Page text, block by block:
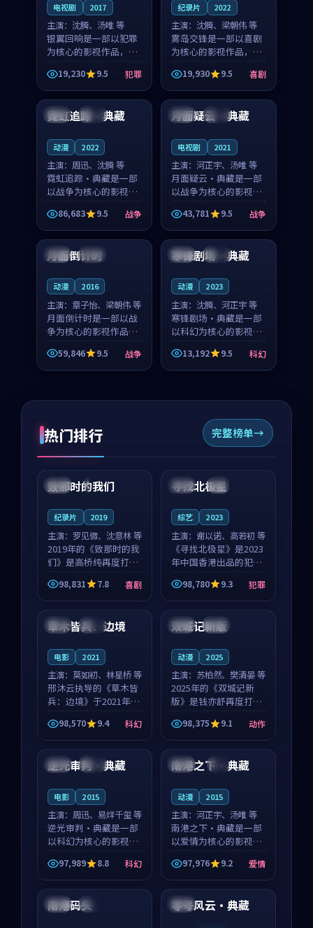
电视剧 2017
主演： 沈腾、汤唯 等
银翼回响是一部以犯罪
为核心的影视作品，围
绕危机、反转与人物成
长展开，整体节奏紧
凑，值得推荐观看。
19,230 9.5 犯罪
纪录片 2022
主演： 沈腾、梁朝伟 等
雾岛交锋是一部以喜剧
为核心的影视作品，围
绕危机、反转与人物成
长展开，整体节奏紧
凑，值得推荐观看。
19,930 9.5 喜剧
中国 高分
霓虹追踪·典藏
动漫 2022
主演： 周迅、沈腾 等
霓虹追踪·典藏是一部
以战争为核心的影视作
品，围绕危机、反转与
人物成长展开，整体节
奏紧凑，值得推荐观
看。
86,683 9.5 战争
中国 热播
月面疑云·典藏
电视剧 2021
主演： 河正宇、汤唯 等
月面疑云·典藏是一部
以战争为核心的影视作
品，围绕危机、反转与
人物成长展开，整体节
奏紧凑，值得推荐观
看。
43,781 9.5 战争
法国 完结
月面倒计时
动漫 2016
主演： 章子怡、梁朝伟 等
月面倒计时是一部以战
争为核心的影视作品，
围绕危机、反转与人物
成长展开，整体节奏紧
凑，值得推荐观看。
59,846 9.5 战争
日本 杜比
寒锋剧场·典藏
动漫 2023
主演： 沈腾、河正宇 等
寒锋剧场·典藏是一部
以科幻为核心的影视作
品，围绕危机、反转与
人物成长展开，整体节
奏紧凑，值得推荐观
13,192 9.5 科幻
热门排行 完整榜单
中国 4K
99:22
致那时的我们
纪录片 2019
主演： 罗见微、沈意林 等
2019年的《致那时的我
们》是高桥纯再度打磨
的喜剧佳作。中国大陆
的取景与都市寓言的氛
围相互成就，罗见微与
沈意林的对手戏自然克
制，让整部影片在悬
98,831 7.8 喜剧
中国 4K
99:18
寻找北极星
综艺 2023
主演： 谢以诺、高若初 等
《寻找北极星》是2023
年中国香港出品的犯罪
新作，主创团队希望用
公路冒险的故事让观众
停下来想一想。谢以诺
领衔，高若初担任重要
角色，戚南柯的叙事
98,780 9.3 犯罪
泰国 独播
草木皆兵：边境
电影 2021
主演： 莫如初、林星桥 等
邢沐云执导的《草木皆
兵：边境》于2021年面
世，泰国的城市气质与
校园青春的人物心境共
同构筑了影片基调。莫
如初、林星桥用细腻的
表演撑起整部科幻电
98,570 9.4 科幻
中国 独播
双城记新版
动漫 2025
主演： 苏柏然、樊清晏 等
2025年的《双城记新
版》是钱亦舒再度打磨
的动作佳作。中国大陆
的取景与沙漠探险的氛
围相互成就，苏柏然与
樊清晏的对手戏自然克
制，让整部影片在悬念
98,375 9.1 动作
英国 独播
逆光审判·典藏
电影 2015
主演： 周迅、易烊千玺 等
逆光审判·典藏是一部
以科幻为核心的影视作
品，围绕危机、反转与
人物成长展开，整体节
奏紧凑，值得推荐观
看。
97,989 8.8 科幻
中国 4K
南港之下·典藏
动漫 2015
主演： 河正宇、汤唯 等
南港之下·典藏是一部
以爱情为核心的影视作
品，围绕危机、反转与
人物成长展开，整体节
奏紧凑，值得推荐观
看。
97,976 9.2 爱情
美国 高分
南港码头
法国
零号风云·典藏